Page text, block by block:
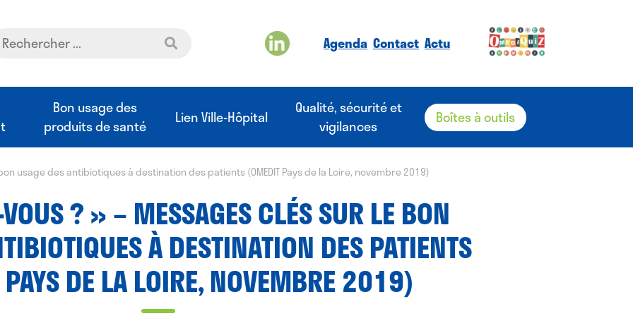
Agenda Contact Actu
Bon usage des
produits de santé
Lien Ville-Hôpital
Qualité, sécurité et
vigilances
Boîtes à outils
usage des antibiotiques à destination des patients (OMEDIT Pays de la Loire, novembre 2019)
? » – MESSAGES CLÉS SUR LE BON
À DESTINATION DES PATIENTS
DE LA LOIRE, NOVEMBRE 2019)